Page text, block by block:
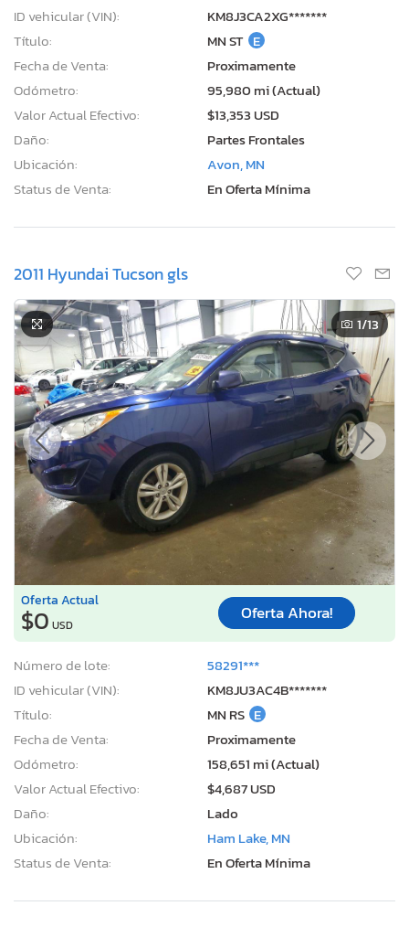
ID vehicular (VIN):
KM8J3CA2XG*******
Título:
MN ST E
Fecha de Venta:
Proximamente
Odómetro:
95,980 mi (Actual)
Valor Actual Efectivo:
$13,353 USD
Daño:
Partes Frontales
Ubicación:
Avon, MN
Status de Venta:
En Oferta Mínima
2011 Hyundai Tucson gls
1/13
Oferta Actual
$0 USD
Oferta Ahora!
Número de lote:
58291***
ID vehicular (VIN):
KM8JU3AC4B*******
Título:
MN RS E
Fecha de Venta:
Proximamente
Odómetro:
158,651 mi (Actual)
Valor Actual Efectivo:
$4,687 USD
Daño:
Lado
Ubicación:
Ham Lake, MN
Status de Venta:
En Oferta Mínima